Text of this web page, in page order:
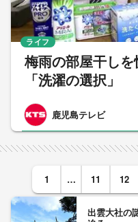
梅雨の部屋干し
「洗濯の選択」
鹿児島テレビ
ライフ
1 … 11 12
出雲大社の